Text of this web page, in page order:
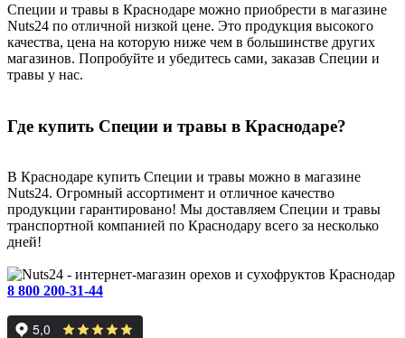
Специи и травы в Краснодаре можно приобрести в магазине
Nuts24 по отличной низкой цене. Это продукция высокого
качества, цена на которую ниже чем в большинстве других
магазинов. Попробуйте и убедитесь сами, заказав Специи и
травы у нас.
Где купить Специи и травы в Краснодаре?
В Краснодаре купить Специи и травы можно в магазине
Nuts24. Огромный ассортимент и отличное качество
продукции гарантировано! Мы доставляем Специи и травы
транспортной компанией по Краснодару всего за несколько
дней!
Краснодар
8 800 200-31-44